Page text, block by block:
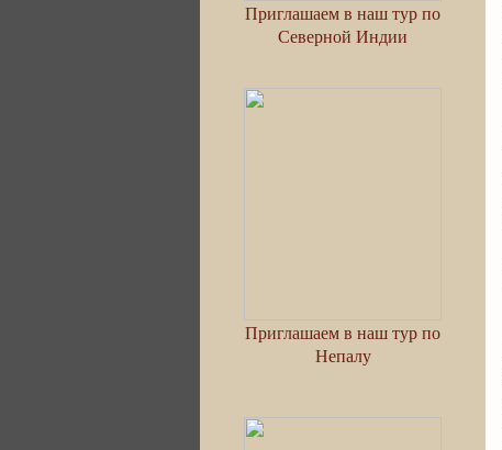
Приглашаем в наш тур по
Северной Индии
Приглашаем в наш тур по
Непалу